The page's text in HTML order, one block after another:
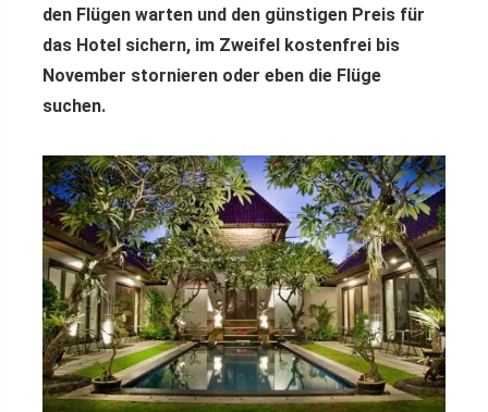
den Flügen warten und den günstigen Preis für
das Hotel sichern, im Zweifel kostenfrei bis
November stornieren oder eben die Flüge
suchen.